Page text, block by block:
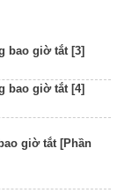
bao giờ tắt [3]
bao giờ tắt [4]
giờ tắt [Phần